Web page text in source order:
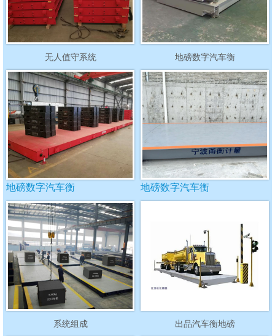
无人值守系统 地磅数字汽车衡
地磅数字汽车衡 地磅数字汽车衡
系统组成 出品汽车衡地磅